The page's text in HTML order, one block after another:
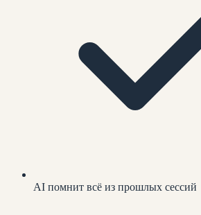
AI помнит всё из прошлых сессий